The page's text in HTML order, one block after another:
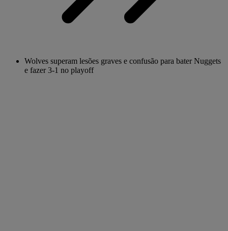
Wolves superam lesões graves e confusão para bater Nuggets
e fazer 3-1 no playoff